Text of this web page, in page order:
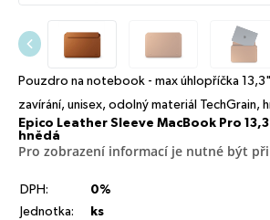
Pouzdro na notebook - max úhlopříčka
zavírání, unisex, odolný materiál TechGrain,
Epico Leather Sleeve MacBook Pro
hnědá
Pro zobrazení informací je nutné být
DPH:
0%
Jednotka:
ks